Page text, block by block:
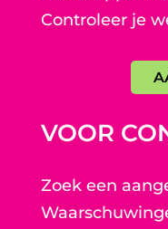
Controleer je
VOOR
Zoek een